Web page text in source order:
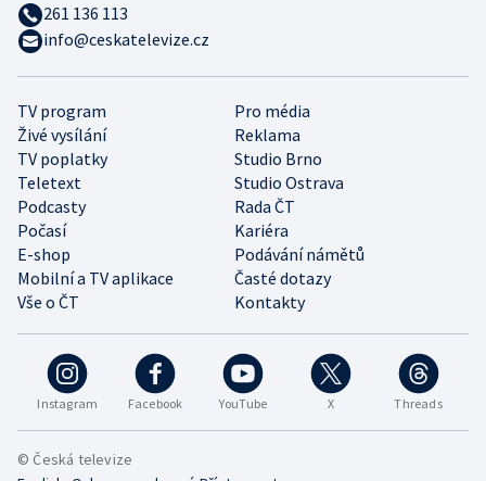
Instagram Facebook YouTube X Threads
TV program
Pro média
Živé vysílání
Reklama
TV poplatky
Studio Brno
Teletext
Studio Ostrava
Podcasty
Rada ČT
Počasí
Kariéra
E-shop
Podávání námětů
Mobilní a TV aplikace
Časté dotazy
Vše o ČT
Kontakty
261 136 113
info@ceskatelevize.cz
© Česká televize